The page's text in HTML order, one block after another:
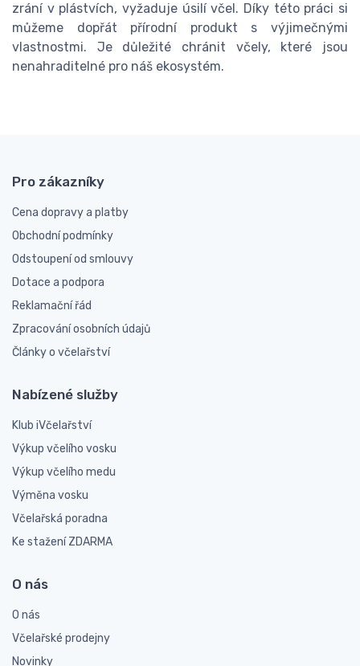
zrání v plástvích, vyžaduje úsilí včel. Díky této práci si
můžeme dopřát přírodní produkt s výjimečnými
vlastnostmi. Je důležité chránit včely, které jsou
nenahraditelné pro náš ekosystém.
Pro zákazníky
Cena dopravy a platby
Obchodní podmínky
Odstoupení od smlouvy
Dotace a podpora
Reklamační řád
Zpracování osobních údajů
Články o včelařství
Nabízené služby
Klub iVčelařství
Výkup včelího vosku
Výkup včelího medu
Výměna vosku
Včelařská poradna
Ke stažení ZDARMA
O nás
O nás
Včelařské prodejny
Novinky